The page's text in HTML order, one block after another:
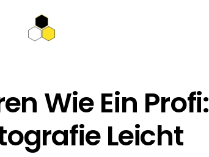
Wie Ein Profi:
Leicht